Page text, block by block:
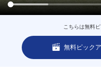
こちらは無料
無料ピック